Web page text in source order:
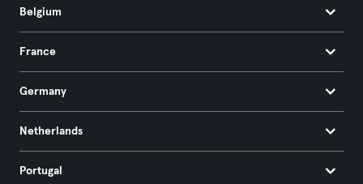
Belgium
France
Germany
Netherlands
Portugal